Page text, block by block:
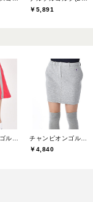
￥5,891
￥4,840